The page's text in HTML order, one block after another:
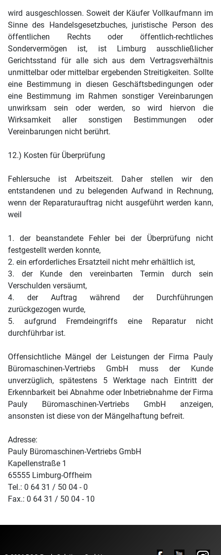
wird ausgeschlossen. Soweit der Käufer Vollkaufmann im
Sinne des Handelsgesetzbuches, juristische Person des
öffentlichen Rechts oder öffentlich-rechtliches
Sondervermögen ist, ist Limburg ausschließlicher
Gerichtsstand für alle sich aus dem Vertragsverhältnis
unmittelbar oder mittelbar ergebenden Streitigkeiten. Sollte
eine Bestimmung in diesen Geschäftsbedingungen oder
eine Bestimmung im Rahmen sonstiger Vereinbarungen
unwirksam sein oder werden, so wird hiervon die
Wirksamkeit aller sonstigen Bestimmungen oder
Vereinbarungen nicht berührt.
12.) Kosten für Überprüfung
Fehlersuche ist Arbeitszeit. Daher stellen wir den
entstandenen und zu belegenden Aufwand in Rechnung,
wenn der Reparaturauftrag nicht ausgeführt werden kann,
weil
1. der beanstandete Fehler bei der Überprüfung nicht
festgestellt werden konnte,
2. ein erforderliches Ersatzteil nicht mehr erhältlich ist,
3. der Kunde den vereinbarten Termin durch sein
Verschulden versäumt,
4. der Auftrag während der Durchführungen
zurückgezogen wurde,
5. aufgrund Fremdeingriffs eine Reparatur nicht
durchführbar ist.
Offensichtliche Mängel der Leistungen der Firma Pauly
Büromaschinen-Vertriebs GmbH muss der Kunde
unverzüglich, spätestens 5 Werktage nach Eintritt der
Erkennbarkeit bei Abnahme oder Inbetriebnahme der Firma
Pauly Büromaschinen-Vertriebs GmbH anzeigen,
ansonsten ist diese von der Mängelhaftung befreit.
Adresse:
Pauly Büromaschinen-Vertriebs GmbH
Kapellenstraße 1
65555 Limburg-Offheim
Tel.: 0 64 31 / 50 04 - 0
Fax.: 0 64 31 / 50 04 - 10